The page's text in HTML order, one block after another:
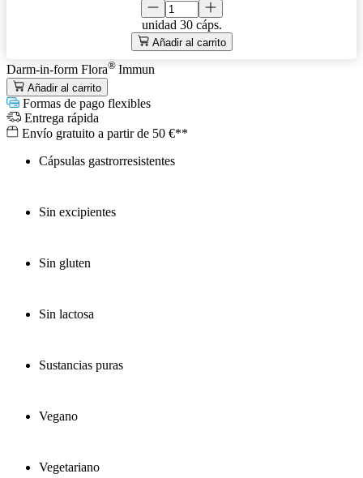
unidad 30 cáps.
Añadir al carrito
Darm-in-form Flora® Immun
Añadir al carrito
Formas de pago flexibles
Entrega rápida
Envío gratuito a partir de 50 €**
Cápsulas gastrorresistentes
Sin excipientes
Sin gluten
Sin lactosa
Sustancias puras
Vegano
Vegetariano